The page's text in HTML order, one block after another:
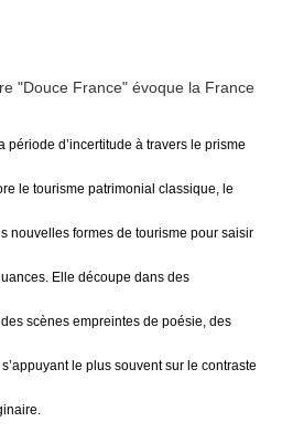
"Douce France" évoque la France
période d’incertitude à travers le prisme
le tourisme patrimonial classique, le
nouvelles formes de tourisme pour saisir
Elle découpe dans des
scènes empreintes de poésie, des
le plus souvent sur le contraste